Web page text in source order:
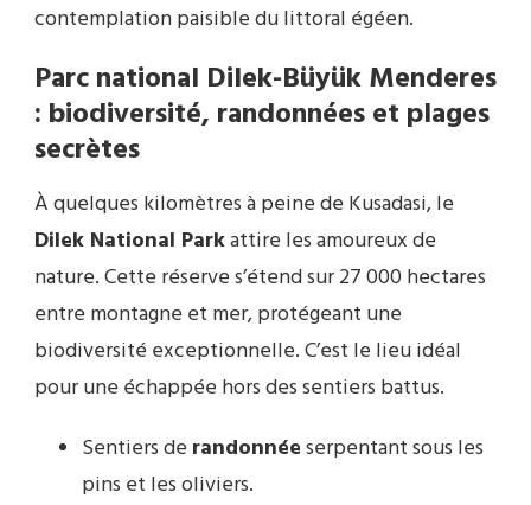
contemplation paisible du littoral égéen.
Parc national Dilek-Büyük Menderes
: biodiversité, randonnées et plages
secrètes
À quelques kilomètres à peine de Kusadasi, le
Dilek National Parkattire les amoureux de
nature. Cette réserve s’étend sur 27 000 hectares
entre montagne et mer, protégeant une
biodiversité exceptionnelle. C’est le lieu idéal
pour une échappée hors des sentiers battus.
Sentiers de randonnéeserpentant sous les
pins et les oliviers.